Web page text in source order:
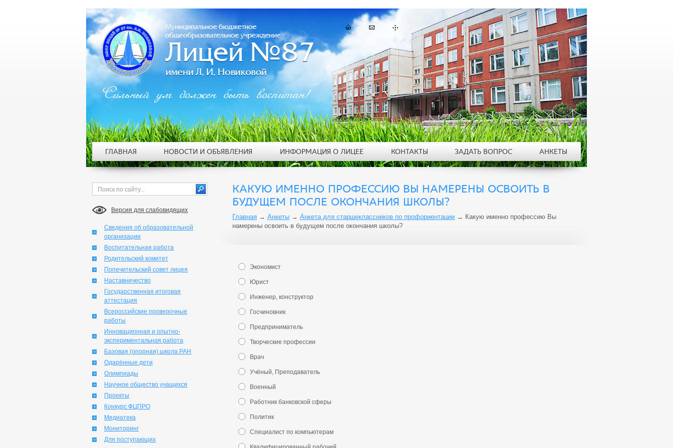
Версия для слабовидящих
Сведения об образовательной
организации
Воспитательная работа
Родительский комитет
Попечительский совет лицея
Наставничество
Государственная итоговая
аттестация
Всероссийские проверочные
работы
Инновационная и опытно-
экспериментальная работа
Базовая (опорная) школа РАН
Одарённые дети
Олимпиады
Научное общество учащихся
Проекты
Конкурс ФЦПРО
Медиатека
Мониторинг
Для поступающих
КАКУЮ ИМЕННО ПРОФЕССИЮ ВЫ НАМЕРЕНЫ ОСВОИТЬ В
БУДУЩЕМ ПОСЛЕ ОКОНЧАНИЯ ШКОЛЫ?
Главная → Анкеты → Анкета для старшеклассников по профориентации → Какую именно профессию Вы
намерены освоить в будущем после окончания школы?
Экономист
Юрист
Инженер, конструктор
Госчиновник
Предприниматель
Творческие профессии
Врач
Учёный, Преподаватель
Военный
Работник банковской сферы
Политик
Специалист по компьютерам
Сильный ум должен быть воспитан!
ГЛАВНАЯ НОВОСТИ И ОБЪЯВЛЕНИЯ ИНФОРМАЦИЯ О ЛИЦЕЕ КОНТАКТЫ ЗАДАТЬ ВОПРОС АНКЕТЫ